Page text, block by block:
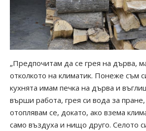
„Предпочитам да се грея на дърва,
отколкото на климатик. Понеже съм
кухнята имам печка на дърва и
върши работа, грея си вода за пране,
отоплявам се, докато, ако взема
само въздуха и нищо друго. Селото